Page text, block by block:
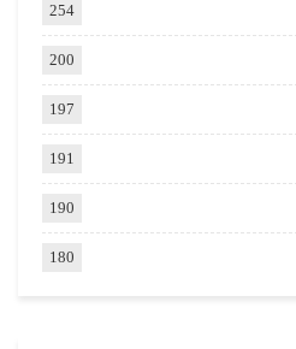
254
200
197
191
190
180